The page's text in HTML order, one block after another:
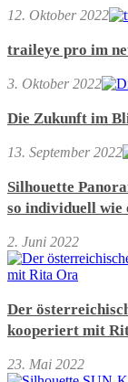
12. Oktober 2022
traileye pro im
3. Oktober 2022
Die Zukunft im
13. September 2022
Silhouette
so individuell wie
2. Juni 2022
Der
kooperiert mit
23. Mai 2022